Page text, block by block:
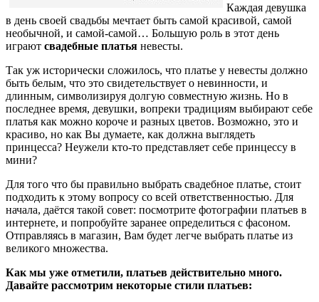
Каждая девушка
в день своей свадьбы мечтает быть самой красивой, самой
необычной, и самой-самой… Большую роль в этот день
играют свадебные платья невесты.
Так уж исторически сложилось, что платье у невесты должно
быть белым, что это свидетельствует о невинности, и
длинным, символизируя долгую совместную жизнь. Но в
последнее время, девушки, вопреки традициям выбирают себе
платья как можно короче и разных цветов. Возможно, это и
красиво, но как Вы думаете, как должна выглядеть
принцесса? Неужели кто-то представляет себе принцессу в
мини?
Для того что бы правильно выбрать свадебное платье, стоит
подходить к этому вопросу со всей ответственностью. Для
начала, даётся такой совет: посмотрите фотографии платьев в
интернете, и попробуйте заранее определиться с фасоном.
Отправляясь в магазин, Вам будет легче выбрать платье из
великого множества.
Как мы уже отметили, платьев действительно много.
Давайте рассмотрим некоторые стили платьев: